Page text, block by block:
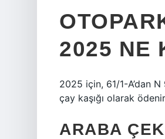
2025 NE
2025 için, 61/1-A’dan
çay kaşığı olarak
ARABA